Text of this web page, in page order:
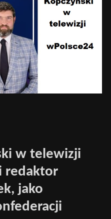
w telewizji
redaktor
jako